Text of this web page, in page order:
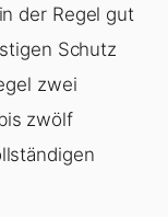
der Regel gut
Schutz
zwei
zwölf